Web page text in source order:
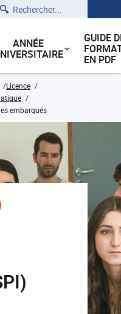
ANNÉE
GUIDE
EN PDF
Licence
embarqués